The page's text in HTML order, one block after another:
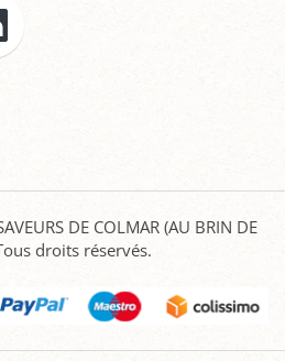
DE COLMAR (AU BRIN DE
droits réservés.